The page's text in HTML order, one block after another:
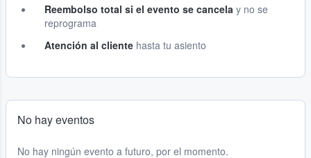
Reembolso total si el evento se cancela y no se
reprograma
Atención al cliente hasta tu asiento
No hay eventos
No hay ningún evento a futuro, por el momento.